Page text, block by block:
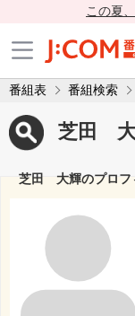
この夏
番組表 番組検索
芝田 大
芝田 大輝のプロフ